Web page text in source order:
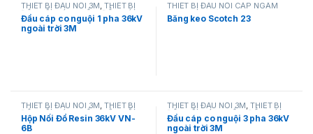
THIẾT BỊ ĐẤU NỐI 3M,THIẾT BỊ
ĐẤU NỐI CÁP NGẦM , ĐẦU CÁP
TRUNG THẾ CO RÚT NGUỘI
Đầu cáp co nguội 1 pha 36kV
ngoài trời 3M
THIẾT BỊ ĐẤU NỐI CÁP NGẦM
Băng keo Scotch 23
THIẾT BỊ ĐẤU NỐI 3M,THIẾT BỊ
ĐẤU NỐI CÁP NGẦM,HỘP NỐI
CÁP NGẦM
Hộp Nối Đổ Resin 36kV VN-
6B
THIẾT BỊ ĐẤU NỐI 3M,THIẾT BỊ
ĐẤU NỐI CÁP NGẦM, ĐẦU CÁP
TRUNG THẾ CO RÚT NGUỘI
Đầu cáp co nguội 3 pha 36kV
ngoài trời 3M